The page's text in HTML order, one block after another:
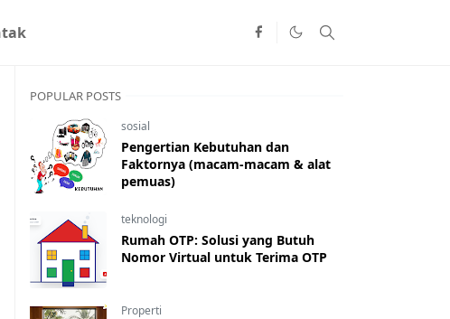
POPULAR POSTS
sosial
Pengertian Kebutuhan dan
Faktornya (macam-macam & alat
pemuas)
teknologi
Rumah OTP: Solusi yang Butuh
Nomor Virtual untuk Terima OTP
Properti